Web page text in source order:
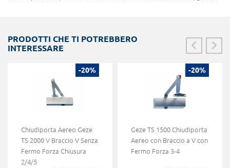
PRODOTTI CHE TI POTREBBERO
INTERESSARE
-20%
Chiudiporta Aereo Geze
TS 2000 V Braccio V Senza
Fermo Forza Chiusura
2/4/5
-20%
Geze TS 1500 Chiudiporta
Aereo con Braccio a V con
Fermo Forza 3-4